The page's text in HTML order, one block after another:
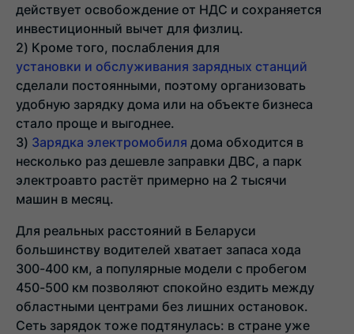
действует освобождение от НДС и сохраняется
инвестиционный вычет для физлиц.
Кроме того, послабления для
установки и обслуживания зарядных станций
сделали постоянными, поэтому организовать
удобную зарядку дома или на объекте бизнеса
стало проще и выгоднее.
Зарядка электромобиля дома обходится в
несколько раз дешевле заправки ДВС, а парк
электроавто растёт примерно на 2 тысячи
машин в месяц.
Для реальных расстояний в Беларуси
большинству водителей хватает запаса хода
300-400 км, а популярные модели с пробегом
450-500 км позволяют спокойно ездить между
областными центрами без лишних остановок.
Сеть зарядок тоже подтянулась: в стране уже